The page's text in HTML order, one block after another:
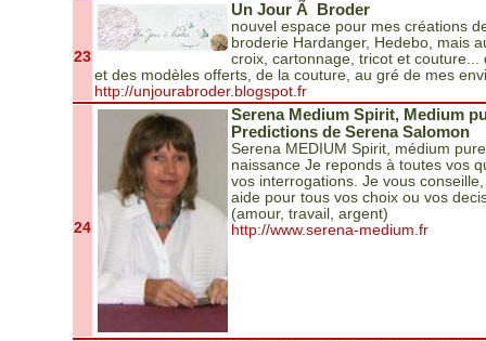
23
Un Jour Ã Broder
nouvel espace pour mes créations
broderie Hardanger, Hedebo, mais
croix, cartonnage, tricot et couture...
et des modèles offerts, de la couture, au gré de mes
http://unjourabroder.blogspot.fr
24
Serena Medium Spirit, Medium
Predictions de Serena Salomon
Serena MEDIUM Spirit, médium
naissance Je reponds à toutes vos
vos interrogations. Je vous
aide pour tous vos choix ou vos
(amour, travail, argent)
http://www.serena-medium.fr